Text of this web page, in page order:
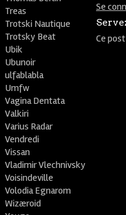
Se
Ce
Treas
Trotski Nautique
Trotsky Beat
Ubik
Ubunoir
ulfablabla
Umfw
Vagina Dentata
Valkiri
Varius Radar
Vendredi
Vissan
Vladimir Vlechnivsky
Voisindeville
Volodia Egnarom
Wizæroid